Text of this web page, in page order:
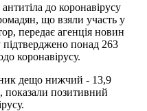
до коронавірусу
що взяли участь у
передає агенція новин
понад 263
коронавірусу.
дещо нижчий - 13,9
показали позитивний